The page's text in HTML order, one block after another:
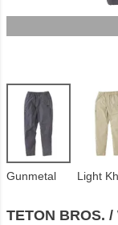
Gunmetal Light
TETON BROS.